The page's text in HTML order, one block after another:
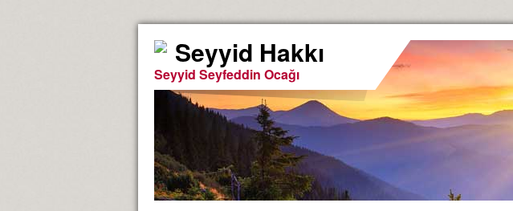
Seyyid Hakkı
Seyyid Seyfeddin Ocağı